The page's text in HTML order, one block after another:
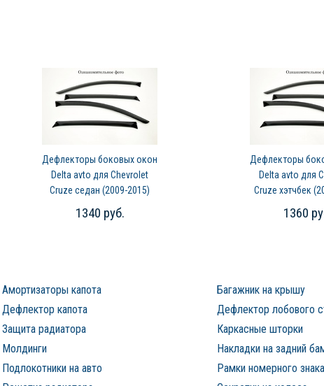
Дефлекторы боковых окон
Delta avto для Chevrolet
Cruze седан (2009-2015)
1340 руб.
Дефлекторы
Delta avto для
Cruze хэтчбек
1360
Амортизаторы капота
Багажник на крышу
Дефлектор капота
Дефлектор лобового
Защита радиатора
Каркасные шторки
Молдинги
Накладки на задний
Подлокотники на авто
Рамки номерного знака